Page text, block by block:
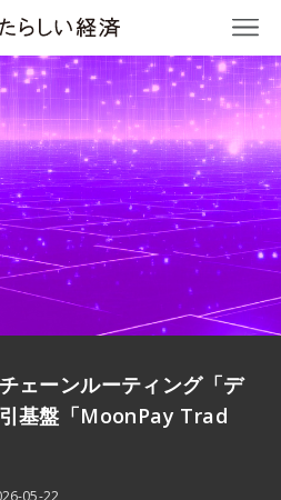
ェーンルーティング「デ
基盤「MoonPay Trad
05-22